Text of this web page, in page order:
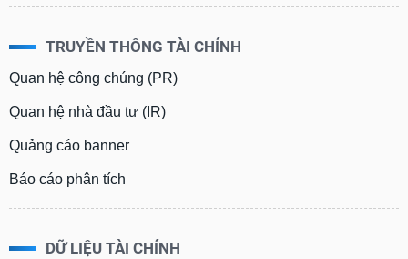
TRUYỀN THÔNG TÀI CHÍNH
Quan hệ công chúng (PR)
Quan hệ nhà đầu tư (IR)
Quảng cáo banner
Báo cáo phân tích
DỮ LIỆU TÀI CHÍNH